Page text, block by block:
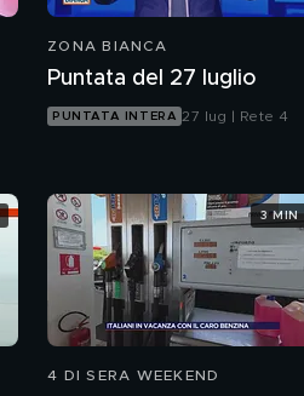
ZONA BIANCA
Puntata del 27 luglio
PUNTATA INTERA 27 lug | Rete 4
4 DI SERA WEEKEND
3 MIN